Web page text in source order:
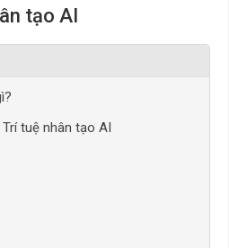
tạo AI
tuệ nhân tạo AI